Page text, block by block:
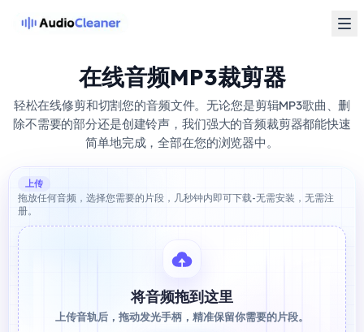
在线音频MP3裁剪器
轻松在线修剪和切割您的音频文件。无论您是剪辑MP3歌曲、删
除不需要的部分还是创建铃声，我们强大的音频裁剪器都能快速
简单地完成，全部在您的浏览器中。
上传
拖放任何音频，选择您需要的片段，几秒钟内即可下载-无需安装，无需注
册。
将音频拖到这里
上传音轨后，拖动发光手柄，精准保留你需要的片段。